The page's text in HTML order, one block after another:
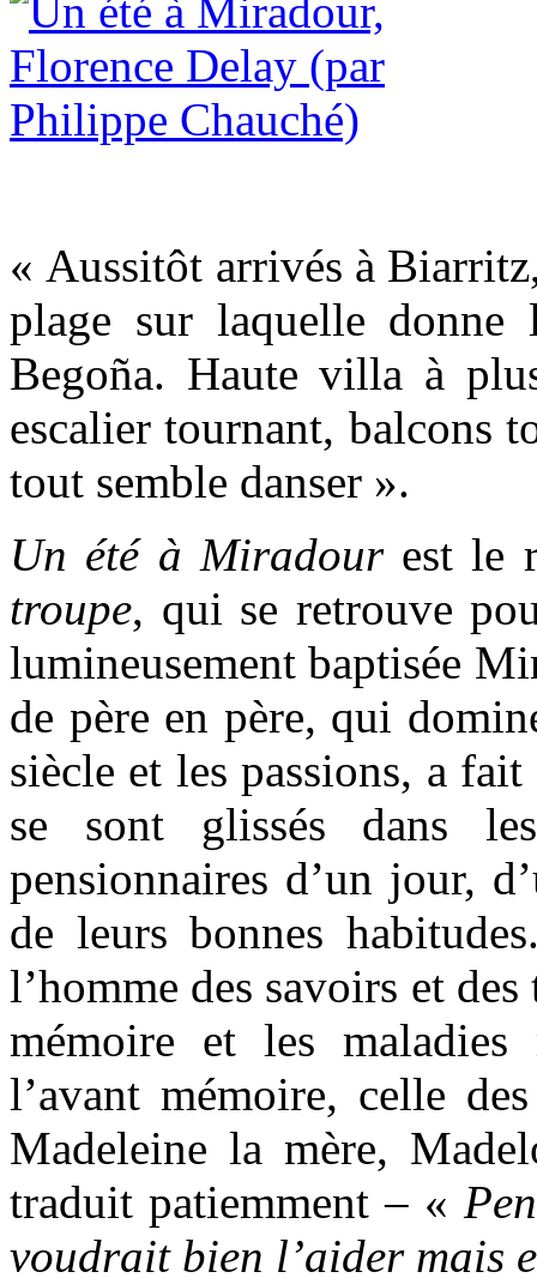
« Aussitôt arrivés à
plage sur laquelle donne
Begoña. Haute villa à
escalier tournant, balcons
tout semble danser ».
Un été à Miradour est le
troupe, qui se retrouve
lumineusement baptisée
de père en père, qui
siècle et les passions, a
se sont glissés dans
pensionnaires d’un jour,
de leurs bonnes
l’homme des savoirs et
mémoire et les maladies
l’avant mémoire, celle
Madeleine la mère,
traduit patiemment – «
voudrait bien l’aider mais